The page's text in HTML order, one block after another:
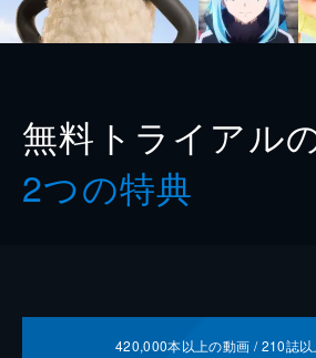
無料トライアル
2つの特典
420,000本以上の動画 /210誌